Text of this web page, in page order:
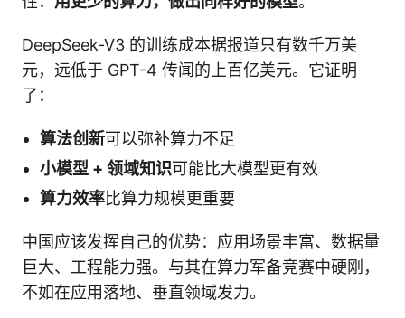
DeepSeek-V3 的训练成本据报道只有数千万美
元，远低于 GPT-4 传闻的上百亿美元。它证明
了：
算法创新可以弥补算力不足
小模型 + 领域知识可能比大模型更有效
算力效率比算力规模更重要
中国应该发挥自己的优势：应用场景丰富、数据量
巨大、工程能力强。与其在算力军备竞赛中硬刚，
不如在应用落地、垂直领域发力。